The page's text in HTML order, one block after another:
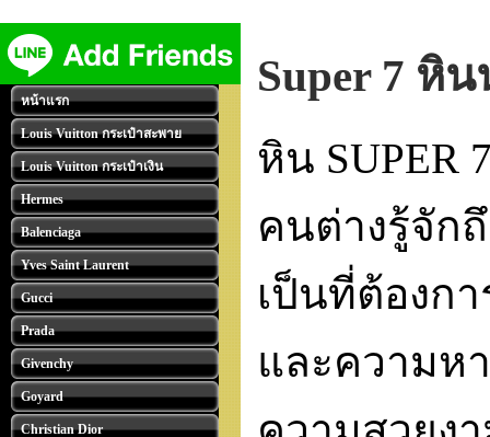
หน้าแรก
Louis Vuitton กระเป๋าสะพาย
Louis Vuitton กระเป๋าเงิน
Hermes
Balenciaga
Yves Saint Laurent
Gucci
Prada
Givenchy
Goyard
Christian Dior
Super 7 หิ
หิน
คนต่างรู้จัก
เป็นที่ต้องก
และความห